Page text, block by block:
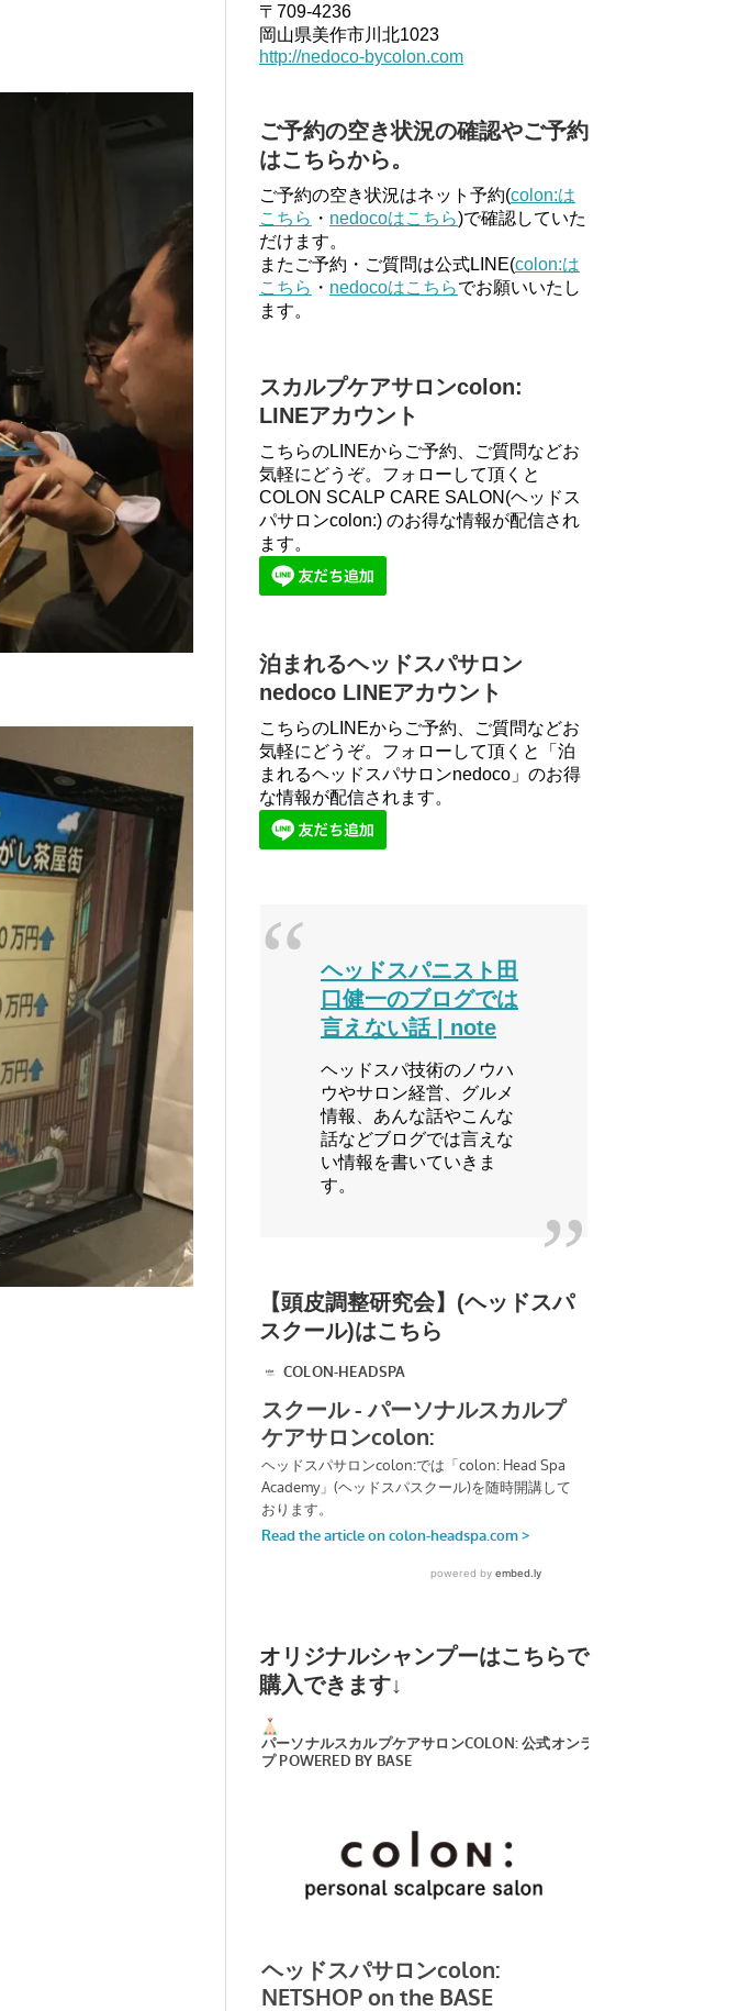
〒709-4236
岡山県美作市川北1023
http://nedoco-bycolon.com
ご予約の空き状況の確認やご予約
はこちらから。
ご予約の空き状況はネット予約(colon:は
こちら ・ nedocoはこちら)で確認していた
だけます。
またご予約・ご質問は公式LINE(colon:は
こちら ・ nedocoはこちらでお願いいたし
ます。
スカルプケアサロンcolon:
LINEアカウント
こちらのLINEからご予約、ご質問などお
気軽にどうぞ。フォローして頂くと
COLON SCALP CARE SALON(ヘッドス
パサロンcolon:) のお得な情報が配信され
ます。
泊まれるヘッドスパサロン
nedoco LINEアカウント
こちらのLINEからご予約、ご質問などお
気軽にどうぞ。フォローして頂くと「泊
まれるヘッドスパサロンnedoco」のお得
な情報が配信されます。
ヘッドスパニスト田
口健一のブログでは
言えない話 | note
ヘッドスパ技術のノウハ
ウやサロン経営、グルメ
情報、あんな話やこんな
話などブログでは言えな
い情報を書いていきま
す。
【頭皮調整研究会】(ヘッドスパ
スクール)はこちら
オリジナルシャンプーはこちらで
購入できます↓